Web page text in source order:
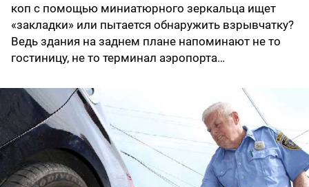
коп с помощью миниатюрного зеркальца ищет
«закладки» или пытается обнаружить взрывчатку?
Ведь здания на заднем плане напоминают не то
гостиницу, не то терминал аэропорта…